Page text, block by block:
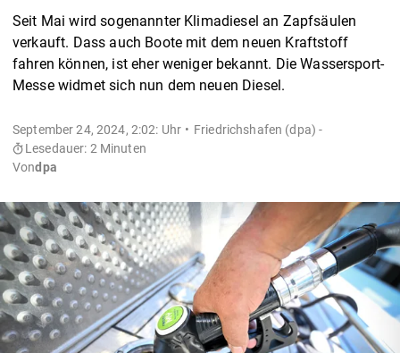
Seit Mai wird sogenannter Klimadiesel an Zapfsäulen
verkauft. Dass auch Boote mit dem neuen Kraftstoff
fahren können, ist eher weniger bekannt. Die Wassersport-
Messe widmet sich nun dem neuen Diesel.
September 24, 2024, 2:02: Uhr
Friedrichshafen (dpa) -
Lesedauer: 2 Minuten
Vondpa